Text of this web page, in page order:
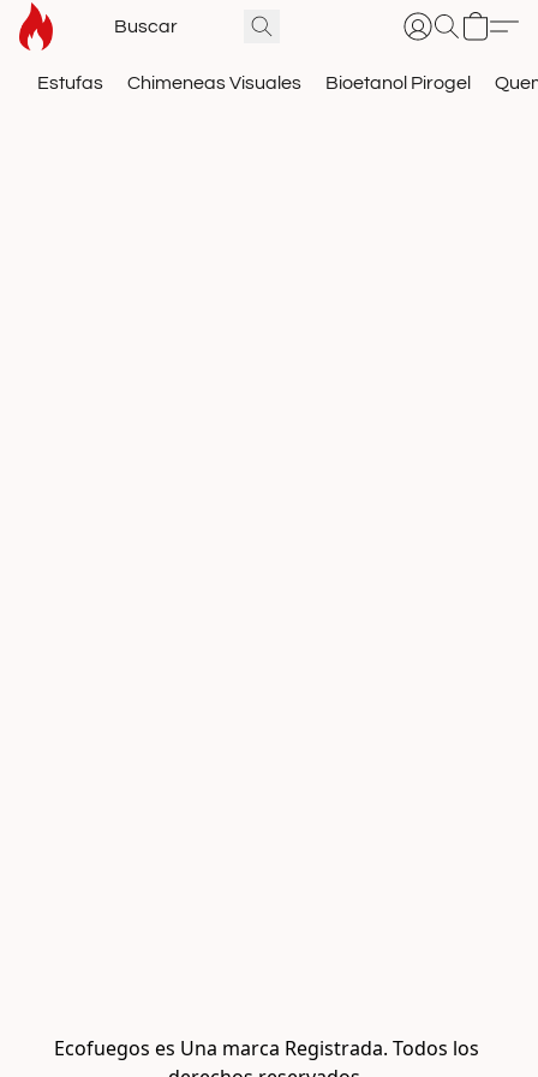
Estufas Chimeneas Visuales Bioetanol Pirogel
Ecofuegos es Una marca Registrada. Todos los